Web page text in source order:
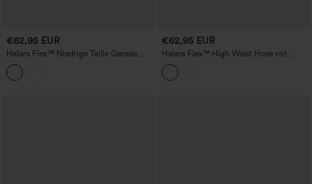
€62,95 EUR
Halara Flex™ Niedrige Taille Gerade
Bein Lässige Jeans mit Taschen
€62,95 EUR
Halara Flex™ High Waist Hose mit
Taschen Gerade Geschnittene
Gewachste Thermische Lässige Jeans